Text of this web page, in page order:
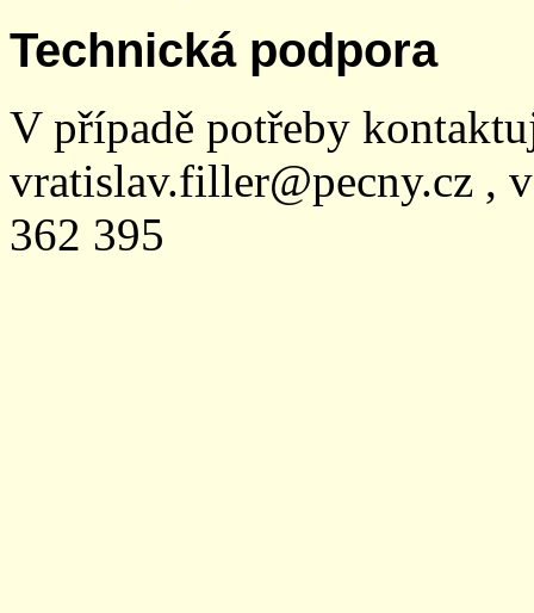
Technická podpora
V případě potřeby
vratislav.filler@pecny.cz ,
362 395